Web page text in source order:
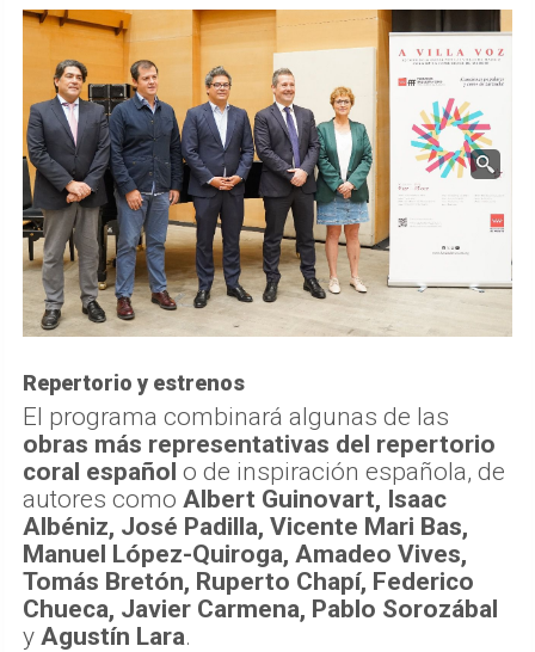
Repertorio y estrenos
El programa combinará algunas de las
obras más representativas del repertorio
coral español o de inspiración española, de
autores como Albert Guinovart, Isaac
Albéniz, José Padilla, Vicente Mari Bas,
Manuel López-Quiroga, Amadeo Vives,
Tomás Bretón, Ruperto Chapí, Federico
Chueca, Javier Carmena, Pablo Sorozábal
y Agustín Lara.